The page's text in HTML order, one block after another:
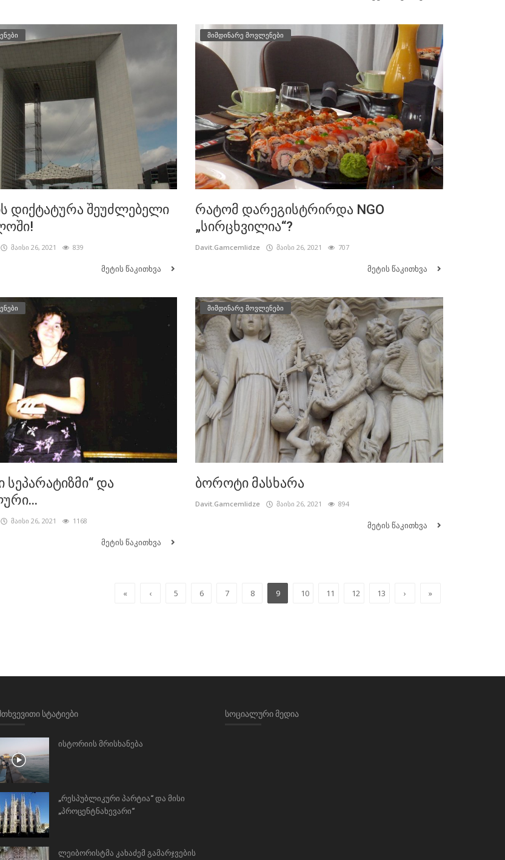
დიქტატურა შეუძლებელი
მაისი 26, 2021 839
მეტის წაკითხვა
მიმდინარე მოვლენები
რატომ დარეგისტრირდა NGO
„სირცხვილია“?
Davit.Gamcemlidze მაისი 26, 2021 707
მეტის წაკითხვა
სეპარატიზმი“ და
მაისი 26, 2021 1168
მეტის წაკითხვა
მიმდინარე მოვლენები
ბოროტი მასხარა
Davit.Gamcemlidze მაისი 26, 2021 894
მეტის წაკითხვა
« ‹ 5 6 7 8 9 10 11 12 13 › »
ᲡᲢᲐᲢᲘᲔᲑᲘ
ისტორიის მრისხანება
„რესპუბლიკური პარტია“ და მისი
„პროცენტნახევარი“
ლეიბორისტმა კახაძემ გამარჯვების
ᲡᲝᲪᲘᲐᲚᲣᲠᲘ ᲛᲔᲓᲘᲐ